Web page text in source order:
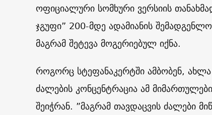
ოფიციალური სომხური ვერსიის
ჯგუფი” 200-მდე ადამიანის
მაგრამ შეტევა მოგერიებულ იქნა.
როგორც სტეფანაკერტში ამბობენ,
ძალების კონცენტრაცია ამ
შეიჭრან. ”მაგრამ თავდაცვის ძალები